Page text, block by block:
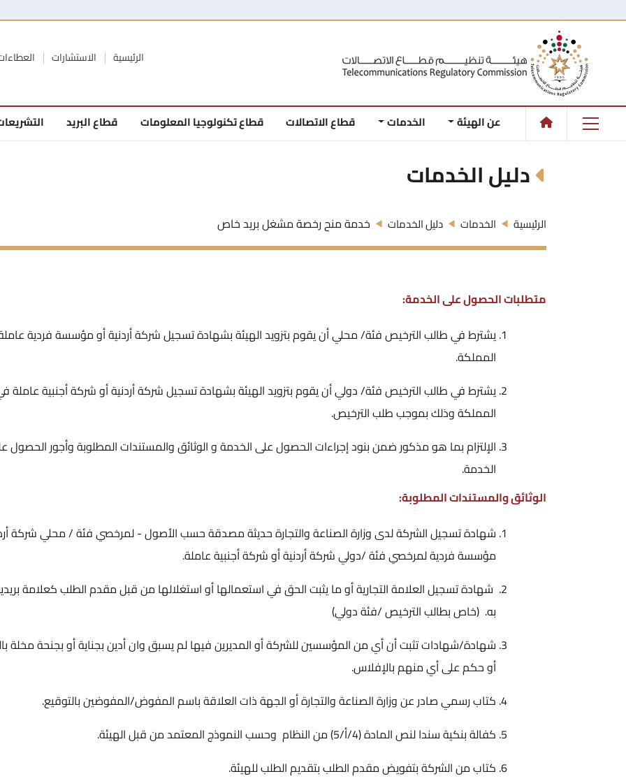
الرئيسية الاستشارات
عن الهيئة الخدمات قطاع الاتصالات قطاع تكنولوجيا المعلومات قطاع البريد
دليل الخدمات
الرئيسية الخدمات دليل الخدمات خدمة منح رخصة مشغل بريد خاص
متطلبات الحصول على الخدمة:
يشترط في طالب الترخيص فئة/ محلي أن يقوم بتزويد الهيئة بشهادة تسجيل شركة أردنية أو مؤسسة فردية
المملكة.
يشترط في طالب الترخيص فئة/ دولي أن يقوم بتزويد الهيئة بشهادة تسجيل شركة أردنية أو شركة أجنبية عاملة
المملكة وذلك بموجب طلب الترخيص.
الإلتزام بما هو مذكور ضمن بنود إجراءات الحصول على الخدمة و الوثائق والمستندات المطلوبة وأجور الحصول
الخدمة.
الوثائق والمستندات المطلوبة:
شهادة تسجيل الشركة لدى وزارة الصناعة والتجارة حديثة مصدقة حسب الأصول - لمرخصي فئة / محلي شركة
مؤسسة فردية لمرخصي فئة /دولي شركة أردنية أو شركة أجنبية عاملة.
شهادة تسجيل العلامة التجارية أو ما يثبت الحق في استعمالها أو استغلالها من قبل مقدم الطلب كعلامة
به. (خاص بطالب الترخيص /فئة دولي)
شهادة/شهادات تثبت أن أي من المؤسسين للشركة أو المديرين فيها لم يسبق وان أدين بجناية أو بجنحة مخلة
أو حكم على أي منهم بالإفلاس.
كتاب رسمي صادر عن وزارة الصناعة والتجارة أو الجهة ذات العلاقة باسم المفوض/المفوضين بالتوقيع.
كفالة بنكية سندا لنص المادة (4/أ/5) من النظام وحسب النموذج المعتمد من قبل الهيئة.
كتاب من الشركة بتفويض مقدم الطلب بتقديم الطلب للهيئة.